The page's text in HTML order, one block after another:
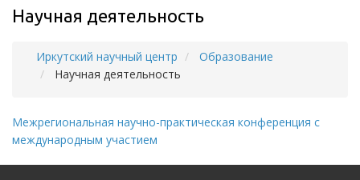
Научная деятельность
Строка
Иркутский научный центр
Образование
Научная деятельность
Межрегиональная научно-практическая конференция с
международным участием